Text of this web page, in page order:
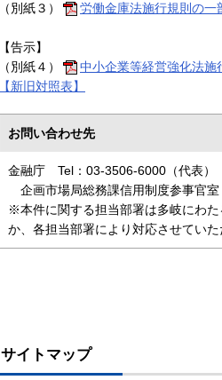
（別紙３）
労働金庫法施行規則の一
【告示】
（別紙４）
中小企業等経営強化法
【新旧対照表】
お問い合わせ先
金融庁 Tel：03-3506-6000（代表）
企画市場局総務課信用制度参事官室
※本件に関する担当部署は多岐にわ
か、各担当部署により対応させていた
サイトマップ